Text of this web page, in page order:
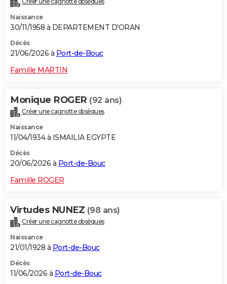
Naissance
30/11/1958 à DEPARTEMENT D'ORAN
Décès
21/06/2026 à Port-de-Bouc
Famille MARTIN
Monique ROGER (92 ans)
Créer une cagnotte obsèques
Naissance
11/04/1934 à ISMAILIA EGYPTE
Décès
20/06/2026 à Port-de-Bouc
Famille ROGER
Virtudes NUNEZ (98 ans)
Créer une cagnotte obsèques
Naissance
21/01/1928 à Port-de-Bouc
Décès
11/06/2026 à Port-de-Bouc